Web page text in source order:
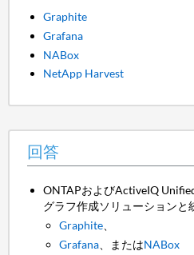
Graphite
Grafana
NABox
NetApp Harvest
回答
ONTAPおよびActiveIQ
グラフ作成ソリューションと
Graphite
Grafana 、またはNABox